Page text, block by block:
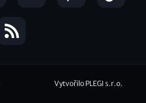
Vytvořilo PLEGI s.r.o.